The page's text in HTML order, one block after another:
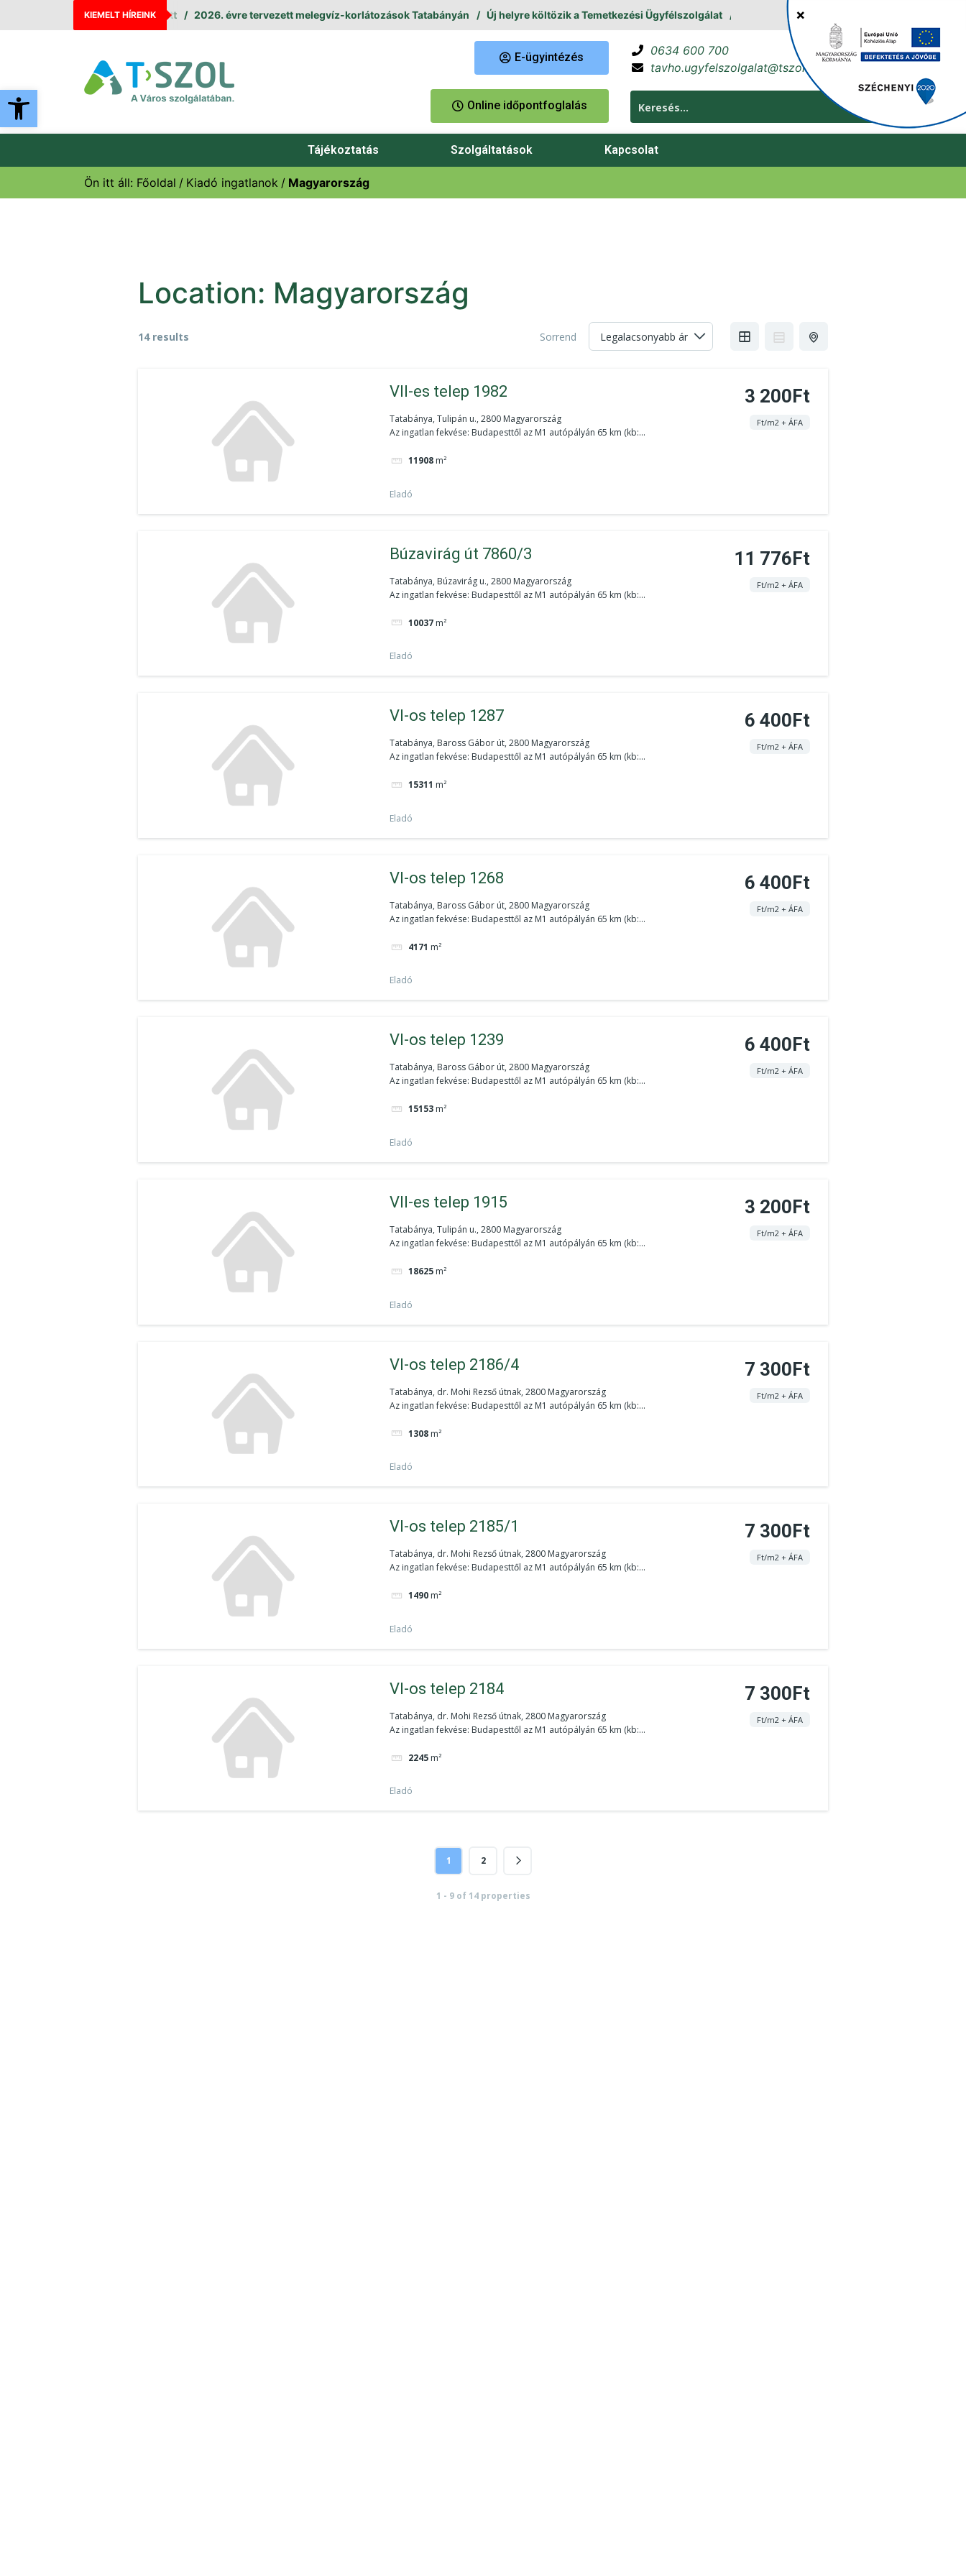
Eszköztár megnyitása
KIEMELT HÍREINK 2026. évre tervezett melegvíz-korlátozások Tatabányán Új helyre költözik a Temetkezési Ügyfélszolgálat Erőműves leállás augusztus 11. és 12. között
E-ügyintézés
Online időpontfoglalás
0634 600 700
tavho.ugyfelszolgalat@tszol.hu
Tájékoztatás Szolgáltatások Kapcsolat
Ön itt áll: Főoldal Kiadó ingatlanok Magyarország
Location: Magyarország
14 results Sorrend
VII-es telep 1982
Tatabánya, Tulipán u., 2800 Magyarország
Az ingatlan fekvése: Budapesttől az M1 autópályán 65 km (kb:...
11908 m²
3 200Ft
Ft/m2 + ÁFA
Eladó
Búzavirág út 7860/3
Tatabánya, Búzavirág u., 2800 Magyarország
Az ingatlan fekvése: Budapesttől az M1 autópályán 65 km (kb:...
10037 m²
11 776Ft
Ft/m2 + ÁFA
Eladó
VI-os telep 1287
Tatabánya, Baross Gábor út, 2800 Magyarország
Az ingatlan fekvése: Budapesttől az M1 autópályán 65 km (kb:...
15311 m²
6 400Ft
Ft/m2 + ÁFA
Eladó
VI-os telep 1268
Tatabánya, Baross Gábor út, 2800 Magyarország
Az ingatlan fekvése: Budapesttől az M1 autópályán 65 km (kb:...
4171 m²
6 400Ft
Ft/m2 + ÁFA
Eladó
VI-os telep 1239
Tatabánya, Baross Gábor út, 2800 Magyarország
Az ingatlan fekvése: Budapesttől az M1 autópályán 65 km (kb:...
15153 m²
6 400Ft
Ft/m2 + ÁFA
Eladó
VII-es telep 1915
Tatabánya, Tulipán u., 2800 Magyarország
Az ingatlan fekvése: Budapesttől az M1 autópályán 65 km (kb:...
18625 m²
3 200Ft
Ft/m2 + ÁFA
Eladó
VI-os telep 2186/4
Tatabánya, dr. Mohi Rezső útnak, 2800 Magyarország
Az ingatlan fekvése: Budapesttől az M1 autópályán 65 km (kb:...
1308 m²
7 300Ft
Ft/m2 + ÁFA
Eladó
VI-os telep 2185/1
Tatabánya, dr. Mohi Rezső útnak, 2800 Magyarország
Az ingatlan fekvése: Budapesttől az M1 autópályán 65 km (kb:...
1490 m²
7 300Ft
Ft/m2 + ÁFA
Eladó
VI-os telep 2184
Tatabánya, dr. Mohi Rezső útnak, 2800 Magyarország
Az ingatlan fekvése: Budapesttől az M1 autópályán 65 km (kb:...
2245 m²
7 300Ft
Ft/m2 + ÁFA
Eladó
1 2
1 - 9 of 14 properties